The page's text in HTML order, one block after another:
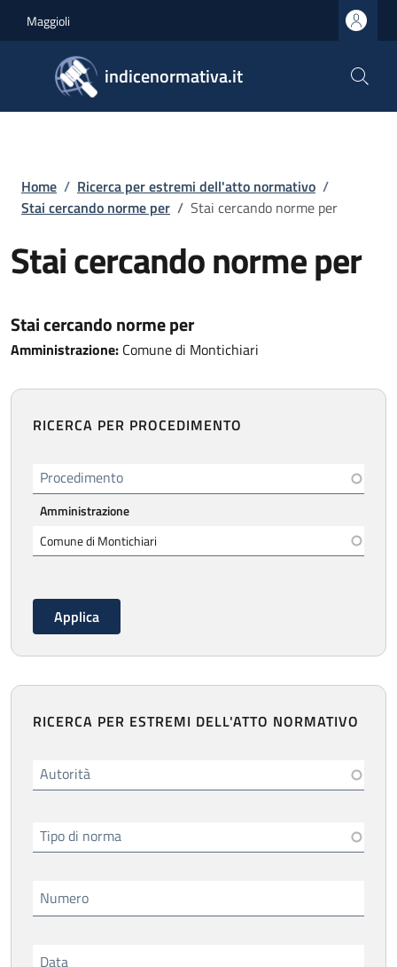
Maggioli
indicenormativa.it
Briciole di pane
Home / Ricerca per estremi dell'atto normativo /
Stai cercando norme per / Stai cercando norme per
Stai cercando norme per
Stai cercando norme per
Amministrazione: Comune di Montichiari
RICERCA PER PROCEDIMENTO
Procedimento
Amministrazione
RICERCA PER ESTREMI DELL'ATTO NORMATIVO
Autorità
Tipo di norma
Numero
Data